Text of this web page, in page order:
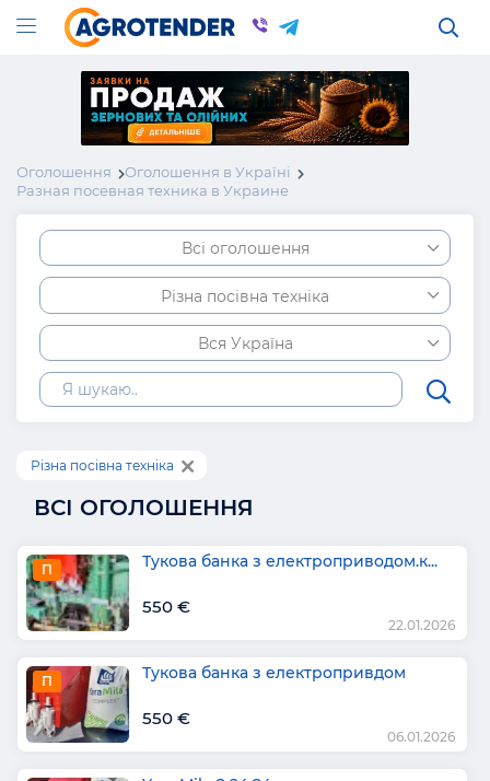
Оголошення
Оголошення в Україні
Разная посевная техника в Украине
Всі оголошення
Різна посівна техніка
Вся Україна
Різна посівна техніка
ВСІ ОГОЛОШЕННЯ
П Тукова банка з електроприводом.к...
550 €
22.01.2026
П Тукова банка з електропривдом
550 €
06.01.2026